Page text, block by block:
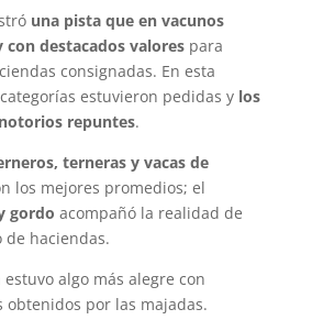
una pista que en vacunos
destacados valorespara
consignadas. En esta
estuvieron pedidas y los
repuntes.
terneras y vacas de
los mejores promedios; el
gordo acompañó la realidad de
de haciendas.
algo más alegre con
obtenidos por las majadas.